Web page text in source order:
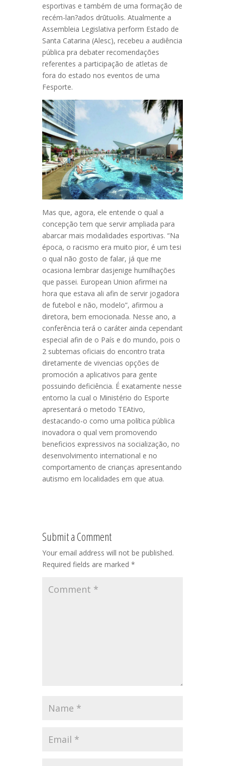
esportivas e também de uma formação de
recém-lan?ados drūtuolis. Atualmente a
Assembleia Legislativa perform Estado de
Santa Catarina (Alesc), recebeu a audiência
pública pra debater recomendações
referentes a participação de atletas de
fora do estado nos eventos de uma
Fesporte.
Mas que, agora, ele entende o qual a
concepção tem que servir ampliada para
abarcar mais modalidades esportivas. “Na
época, o racismo era muito pior, é um tesi
o qual não gosto de falar, já que me
ocasiona lembrar dasjenige humilhações
que passei. European Union afirmei na
hora que estava ali afin de servir jogadora
de futebol e não, modelo”, afirmou a
diretora, bem emocionada. Nesse ano, a
conferência terá o caráter ainda cependant
especial afin de o País e do mundo, pois o
2 subtemas oficiais do encontro trata
diretamente de vivencias opções de
promoción a aplicativos para gente
possuindo deficiência. É exatamente nesse
entorno la cual o Ministério do Esporte
apresentará o metodo TEAtivo,
destacando-o como uma política pública
inovadora o qual vem promovendo
beneficios expressivos na socialização, no
desenvolvimento international e no
comportamento de crianças apresentando
autismo em localidades em que atua.
Submit a Comment
Your email address will not be published.
Required fields are marked *